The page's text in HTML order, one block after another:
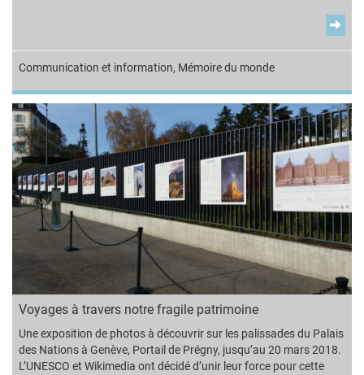
Communication et information, Mémoire du monde
Voyages à travers notre fragile patrimoine
Une exposition de photos à découvrir sur les palissades du Palais
des Nations à Genève, Portail de Prégny, jusqu’au 20 mars 2018.
L’UNESCO et Wikimedia ont décidé d’unir leur force pour cette